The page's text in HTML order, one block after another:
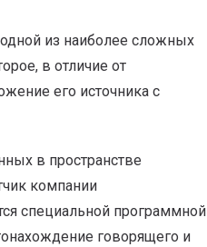
из наиболее сложных
в отличие от
его источника с
в пространстве
компании
специальной программной
говорящего и